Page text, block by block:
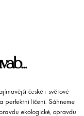
české i světové
perfektní líčení. Sáhneme
ekologické, opravdu